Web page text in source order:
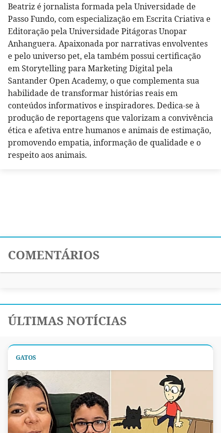
Beatriz é jornalista formada pela Universidade de
Passo Fundo, com especialização em Escrita Criativa e
Editoração pela Universidade Pitágoras Unopar
Anhanguera. Apaixonada por narrativas envolventes
e pelo universo pet, ela também possui certificação
em Storytelling para Marketing Digital pela
Santander Open Academy, o que complementa sua
habilidade de transformar histórias reais em
conteúdos informativos e inspiradores. Dedica-se à
produção de reportagens que valorizam a convivência
ética e afetiva entre humanos e animais de estimação,
promovendo empatia, informação de qualidade e o
respeito aos animais.
COMENTÁRIOS
ÚLTIMAS NOTÍCIAS
GATOS